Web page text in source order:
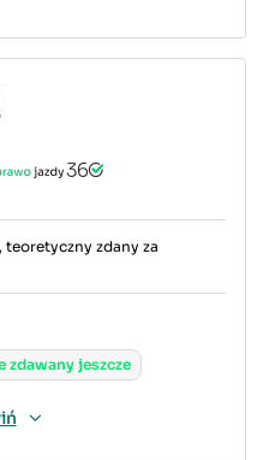
teoretyczny zdany za
zdawany jeszcze